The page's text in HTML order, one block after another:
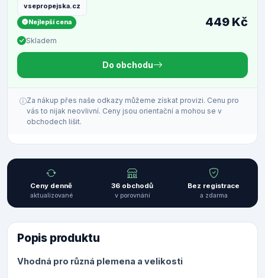
vsepropejska.cz
Nejlepší cena
Skladem
449 Kč
Do obchodu
Za nákup přes naše odkazy můžeme získat provizi. Cenu pro
vás to nijak neovlivní. Ceny jsou orientační a mohou se v
obchodech lišit.
Ceny denně
aktualizované
36 obchodů
v porovnání
Bez registrace
a zdarma
Popis produktu
Vhodná pro různá plemena a velikosti